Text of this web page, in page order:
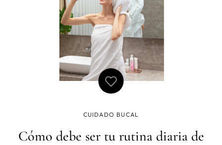
CUIDADO BUCAL
Cómo debe ser tu rutina diaria de